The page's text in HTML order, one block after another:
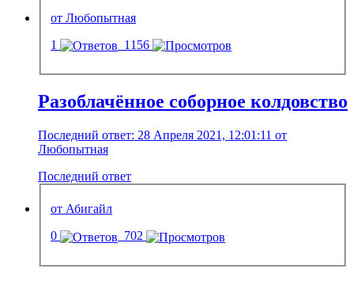
от Любопытная
1
1156
Разоблачённое соборное колдовство
Последний ответ: 28 Апреля 2021, 12:01:11 от
Любопытная
Последний ответ
от Абигайл
0
702